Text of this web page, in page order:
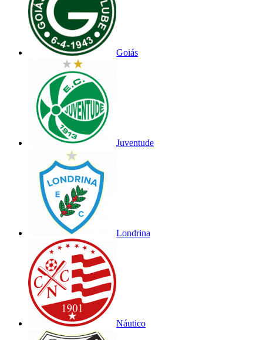
Goiás
Juventude
Londrina
Náutico